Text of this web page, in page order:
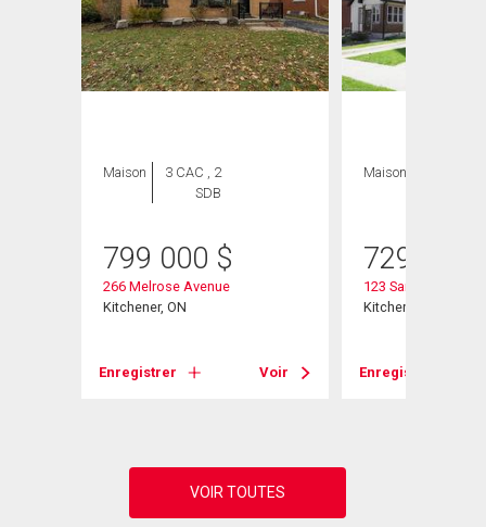
Maison
3 CAC , 2
SDB
799 000 $
266 Melrose Avenue
Kitchener, ON
Enregistrer Voir
Maison
729 900
123 Samuel Street
Kitchener, ON
Enregistrer